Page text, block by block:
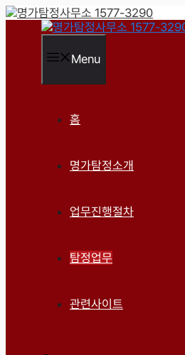
컨
Menu
홈
명가탐정소개
업무진행절차
탐정업무
관련사이트